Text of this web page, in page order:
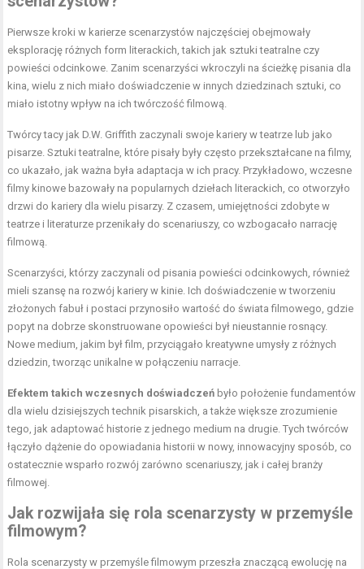
Pierwsze kroki w karierze scenarzystów najczęściej obejmowały
eksplorację różnych form literackich, takich jak sztuki teatralne czy
powieści odcinkowe. Zanim scenarzyści wkroczyli na ścieżkę pisania dla
kina, wielu z nich miało doświadczenie w innych dziedzinach sztuki, co
miało istotny wpływ na ich twórczość filmową.
Twórcy tacy jak D.W. Griffith zaczynali swoje kariery w teatrze lub jako
pisarze. Sztuki teatralne, które pisały były często przekształcane na filmy,
co ukazało, jak ważna była adaptacja w ich pracy. Przykładowo, wczesne
filmy kinowe bazowały na popularnych dziełach literackich, co otworzyło
drzwi do kariery dla wielu pisarzy. Z czasem, umiejętności zdobyte w
teatrze i literaturze przenikały do scenariuszy, co wzbogacało narrację
filmową.
Scenarzyści, którzy zaczynali od pisania powieści odcinkowych, również
mieli szansę na rozwój kariery w kinie. Ich doświadczenie w tworzeniu
złożonych fabuł i postaci przynosiło wartość do świata filmowego, gdzie
popyt na dobrze skonstruowane opowieści był nieustannie rosnący.
Nowe medium, jakim był film, przyciągało kreatywne umysły z różnych
dziedzin, tworząc unikalne w połączeniu narracje.
Efektem takich wczesnych doświadczeń było położenie fundamentów
dla wielu dzisiejszych technik pisarskich, a także większe zrozumienie
tego, jak adaptować historie z jednego medium na drugie. Tych twórców
łączyło dążenie do opowiadania historii w nowy, innowacyjny sposób, co
ostatecznie wsparło rozwój zarówno scenariuszy, jak i całej branży
filmowej.
Jak rozwijała się rola scenarzysty w przemyśle
filmowym?
Rola scenarzysty w przemyśle filmowym przeszła znaczącą ewolucję na